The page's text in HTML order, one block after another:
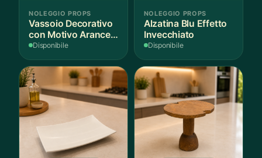
NOLEGGIO PROPS
Vassoio Decorativo
con Motivo Arance e
Foglie
Disponibile
NOLEGGIO PROPS
Alzatina Blu Effetto
Invecchiato
Disponibile